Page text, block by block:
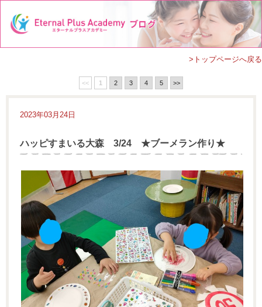
>トップページへ戻る
<< 1 2 3 4 5 >>
2023年03月24日
ハッピすまいる大森 3/24 ★ブーメラン作り★